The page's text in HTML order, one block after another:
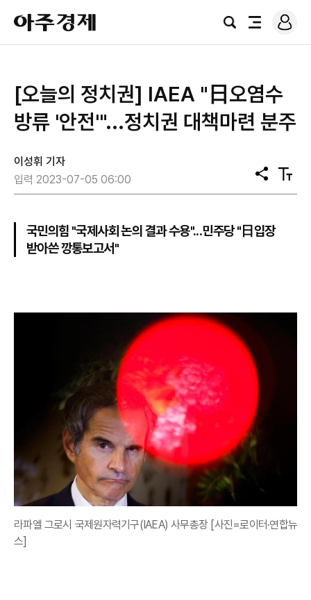
아
주
경
검
전
로
그
[오늘의 정치권] IAEA "日오염수
방류 '안전'"...정치권 대책마련 분주
이성휘 기자
입력 2023-07-05 06:00
공
유
텍
스
국민의힘 "국제사회 논의 결과 수용"...민주당 "日입장
받아쓴 깡통보고서"
라파엘 그로시 국제원자력기구(IAEA) 사무총장 [사진=로이터·연합뉴
스]